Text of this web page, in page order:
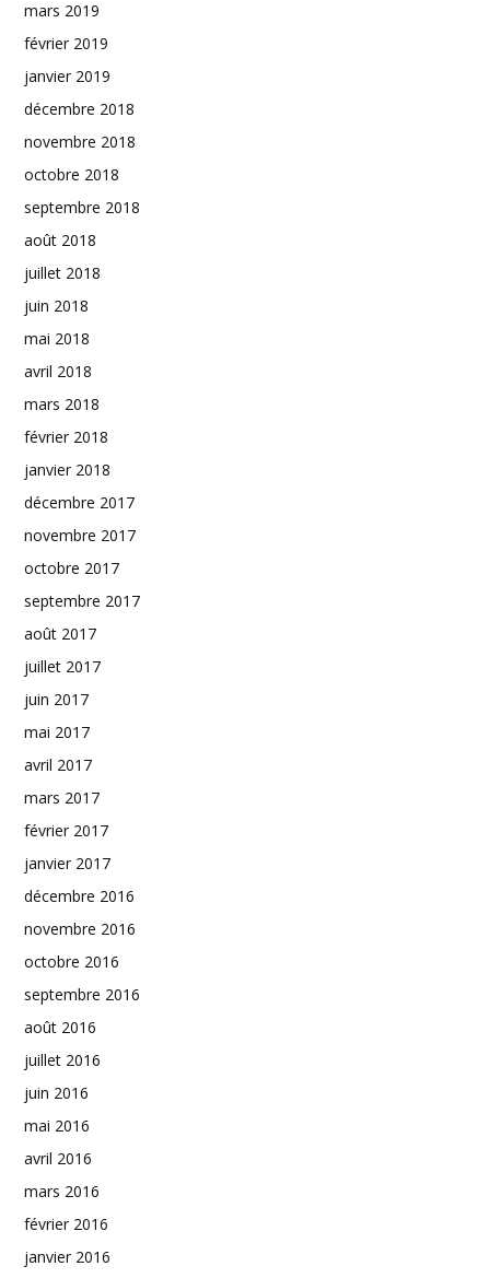
mars 2019
février 2019
janvier 2019
décembre 2018
novembre 2018
octobre 2018
septembre 2018
août 2018
juillet 2018
juin 2018
mai 2018
avril 2018
mars 2018
février 2018
janvier 2018
décembre 2017
novembre 2017
octobre 2017
septembre 2017
août 2017
juillet 2017
juin 2017
mai 2017
avril 2017
mars 2017
février 2017
janvier 2017
décembre 2016
novembre 2016
octobre 2016
septembre 2016
août 2016
juillet 2016
juin 2016
mai 2016
avril 2016
mars 2016
février 2016
janvier 2016